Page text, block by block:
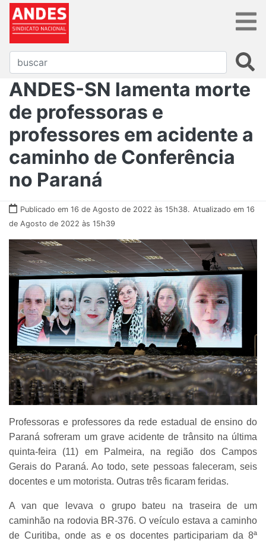
ANDES-SN lamenta morte
de professoras e
professores em acidente a
caminho de Conferência
no Paraná
Publicado em 16 de Agosto de 2022 às 15h38. Atualizado em 16
de Agosto de 2022 às 15h39
Professoras e professores da rede estadual de ensino do
Paraná sofreram um grave acidente de trânsito na última
quinta-feira (11) em Palmeira, na região dos Campos
Gerais do Paraná. Ao todo, sete pessoas faleceram, seis
docentes e um motorista. Outras três ficaram feridas.
A van que levava o grupo bateu na traseira de um
caminhão na rodovia BR-376. O veículo estava a caminho
de Curitiba, onde as e os docentes participariam da 8ª